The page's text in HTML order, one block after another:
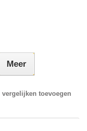
Meer
vergelijken toevoegen